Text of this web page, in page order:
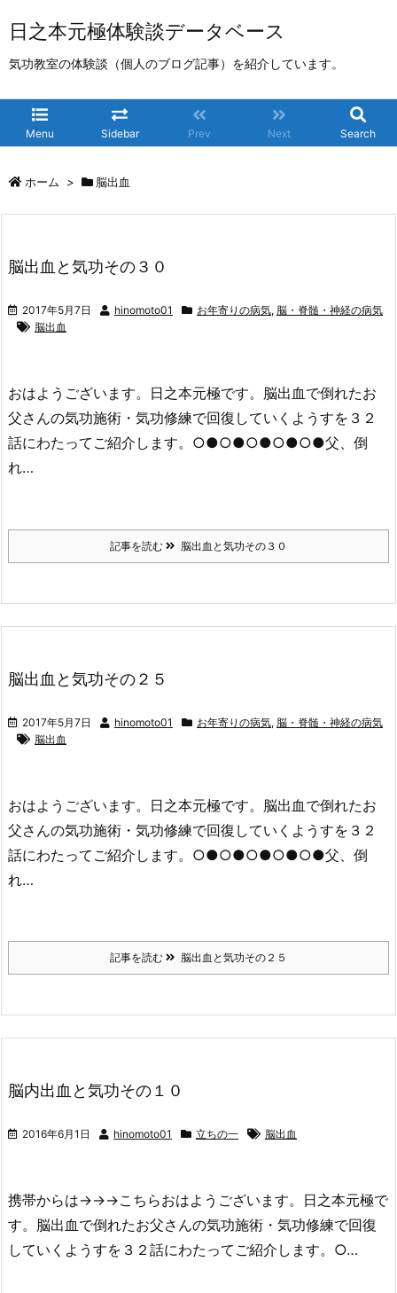
日之本元極体験談データベース
気功教室の体験談（個人のブログ記事）を紹介しています。
Menu Sidebar Prev Next Search
ホーム > 脳出血
脳出血と気功その３０
2017年5月7日 hinomoto01 お年寄りの病気, 脳・脊髄・神経の病気
脳出血
おはようございます。日之本元極です。脳出血で倒れたお
父さんの気功施術・気功修練で回復していくようすを３２
話にわたってご紹介します。○●○●○●○●○●父、倒
れ…
記事を読む 脳出血と気功その３０
脳出血と気功その２５
2017年5月7日 hinomoto01 お年寄りの病気, 脳・脊髄・神経の病気
脳出血
おはようございます。日之本元極です。脳出血で倒れたお
父さんの気功施術・気功修練で回復していくようすを３２
話にわたってご紹介します。○●○●○●○●○●父、倒
れ…
記事を読む 脳出血と気功その２５
脳内出血と気功その１０
2016年6月1日 hinomoto01 立ちの一 脳出血
携帯からは→→→こちらおはようございます。日之本元極で
す。脳出血で倒れたお父さんの気功施術・気功修練で回復
していくようすを３２話にわたってご紹介します。○…